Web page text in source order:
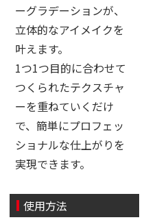
ーグラデーションが、
立体的なアイメイクを
叶えます。
1つ1つ目的に合わせて
つくられたテクスチャ
ーを重ねていくだけ
で、簡単にプロフェッ
ショナルな仕上がりを
実現できます。
使用方法